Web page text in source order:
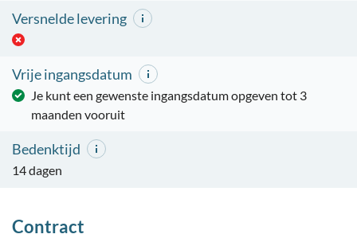
Versnelde levering
Vrije ingangsdatum
Je kunt een gewenste ingangsdatum opgeven tot 3
maanden vooruit
Bedenktijd
14 dagen
Contract